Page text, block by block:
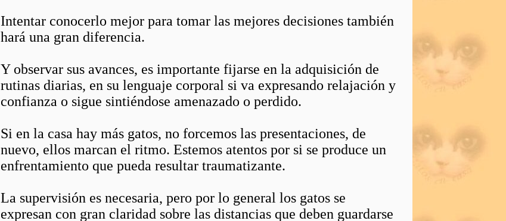
Intentar conocerlo mejor para tomar las mejores decisiones también
hará una gran diferencia.
Y observar sus avances, es importante fijarse en la adquisición de
rutinas diarias, en su lenguaje corporal si va expresando relajación y
confianza o sigue sintiéndose amenazado o perdido.
Si en la casa hay más gatos, no forcemos las presentaciones, de
nuevo, ellos marcan el ritmo. Estemos atentos por si se produce un
enfrentamiento que pueda resultar traumatizante.
La supervisión es necesaria, pero por lo general los gatos se
expresan con gran claridad sobre las distancias que deben guardarse